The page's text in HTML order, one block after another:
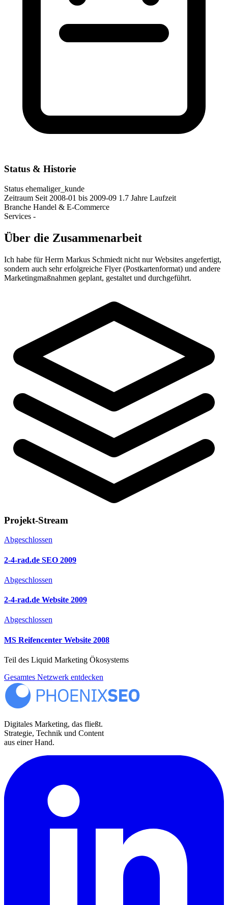
Status & Historie
Status ehemaliger_kunde
Zeitraum Seit 2008-01 bis 2009-09 1.7 Jahre Laufzeit
Branche Handel & E-Commerce
Services -
Über die Zusammenarbeit
Ich habe für Herrn Markus Schmiedt nicht nur Websites angefertigt,
sondern auch sehr erfolgreiche Flyer (Postkartenformat) und andere
Marketingmaßnahmen geplant, gestaltet und durchgeführt.
Projekt-Stream
Abgeschlossen
2-4-rad.de SEO 2009
Abgeschlossen
2-4-rad.de Website 2009
Abgeschlossen
MS Reifencenter Website 2008
Teil des Liquid Marketing Ökosystems
Gesamtes Netzwerk entdecken
Digitales Marketing, das fließt.
Strategie, Technik und Content
aus einer Hand.